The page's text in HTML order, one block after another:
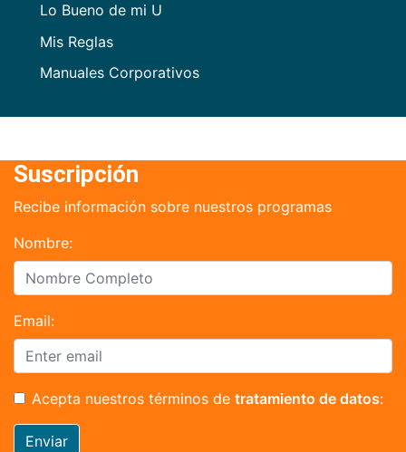
Lo Bueno de mi U
Mis Reglas
Manuales Corporativos
Suscripción
Recibe información sobre nuestros programas
Nombre:
Email:
Acepta nuestros términos de tratamiento de datos:
Enviar